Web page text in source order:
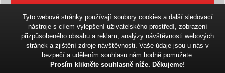
Tyto webové stránky používají soubory cookies a další sledovací
nástroje s cílem vylepšení uživatelského prostředí, zobrazení
přizpůsobeného obsahu a reklam, analýzy návštěvnosti webových
stránek a zjištění zdroje návštěvnosti. Vaše údaje jsou u nás v
bezpečí a udělením souhlasu nám hodně pomůžete.
Prosím klikněte souhlasně níže. Děkujeme!